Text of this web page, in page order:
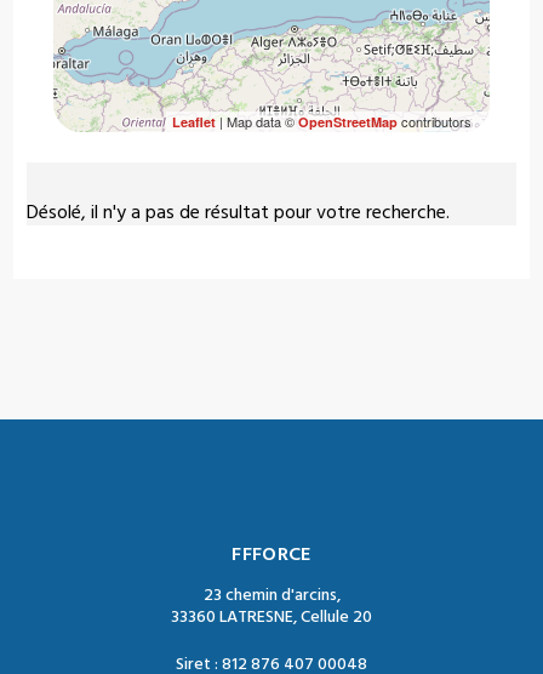
Désolé, il n'y a pas de résultat pour votre recherche.
Leaflet| Map data ©OpenStreetMapcontributors
FFFORCE
23 chemin d'arcins,
33360 LATRESNE, Cellule 20
Siret : 812 876 407 00048